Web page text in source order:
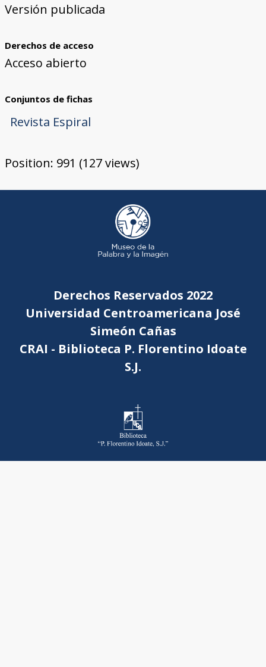
Versión publicada
Derechos de acceso
Acceso abierto
Conjuntos de fichas
Revista Espiral
Position: 991 (127views)
Derechos Reservados 2022
Universidad Centroamericana José
Simeón Cañas
CRAI - Biblioteca P. Florentino Idoate
S.J.